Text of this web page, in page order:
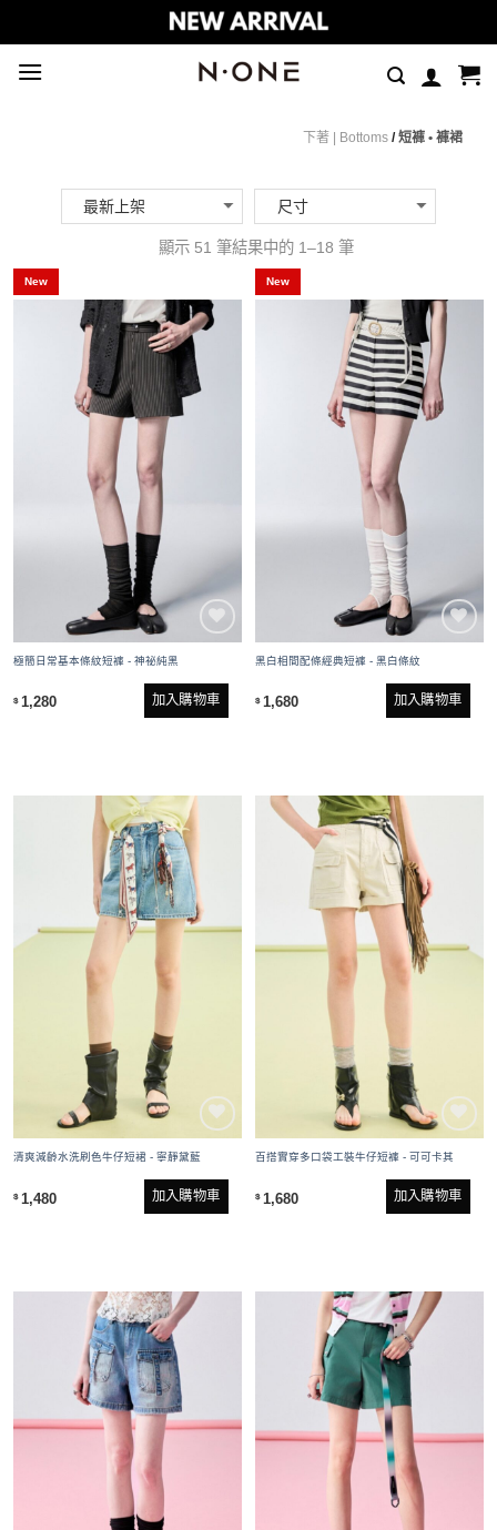
to
content
下著 | Bottoms /短褲 • 褲裙
顯示 51 筆結果中的 1–18 筆
New
極簡日常基本條紋短褲 - 神祕純黑
$ 1,280 加入購物車
New
黑白相間配條經典短褲 - 黑白條紋
$ 1,680 加入購物車
清爽減齡水洗刷色牛仔短裙 - 寧靜黛藍
$ 1,480 加入購物車
百搭實穿多口袋工裝牛仔短褲 - 可可卡其
$ 1,680 加入購物車